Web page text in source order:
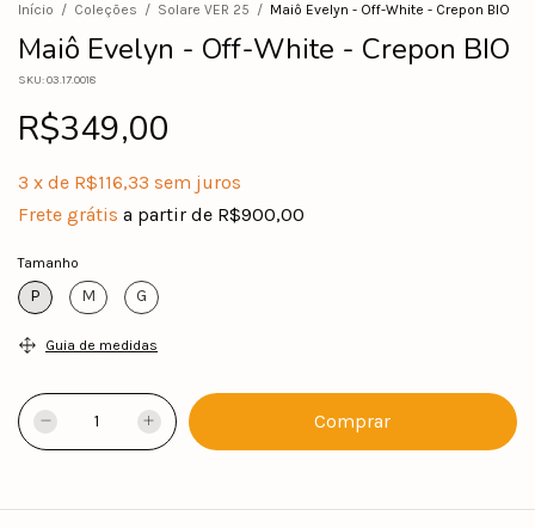
Início / Coleções / Solare VER 25 / Maiô Evelyn - Off-White - Crepon BIO
Maiô Evelyn - Off-White - Crepon BIO
SKU:03.17.0018
R$349,00
3 x de R$116,33 sem juros
Frete grátis a partir de R$900,00
Tamanho
P M G
Guia de medidas